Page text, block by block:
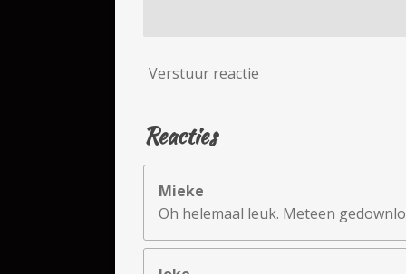
Verstuur reactie
Reacties
Mieke
Oh helemaal leuk. Meteen